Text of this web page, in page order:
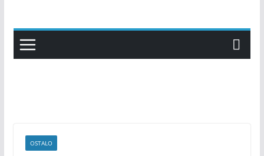
content
OSTALO